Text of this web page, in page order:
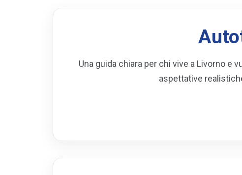
Una guida chiara per chi vive a Livorno e
aspettative